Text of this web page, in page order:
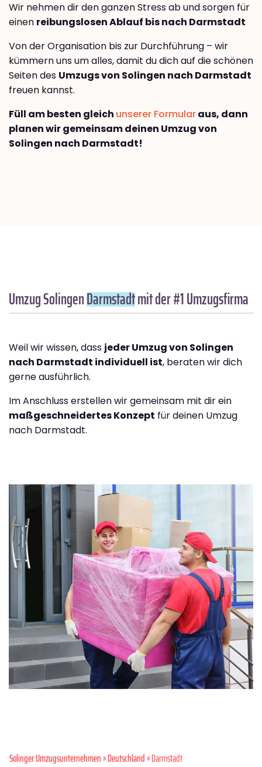
Wir nehmen dir den ganzen Stress ab und sorgen für
einen reibungslosen Ablauf bis nach Darmstadt
Von der Organisation bis zur Durchführung – wir
kümmern uns um alles, damit du dich auf die schönen
Seiten des Umzugs von Solingen nach Darmstadt
freuen kannst.
Füll am besten gleich unserer Formularaus, dann
planen wir gemeinsam deinen Umzug von
Solingen nach Darmstadt!
Umzug SolingenDarmstadtmit der #1 Umzugsfirma
Weil wir wissen, dass jeder Umzug von Solingen
nach Darmstadt individuell ist, beraten wir dich
gerne ausführlich.
Im Anschluss erstellen wir gemeinsam mit dir ein
maßgeschneidertes Konzept für deinen Umzug
nach Darmstadt.
Solinger Umzugsunternehmen»Deutschland» Darmstadt